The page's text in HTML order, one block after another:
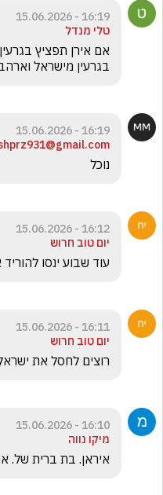
16:19 - 15.06.2026
טלי מנדל
בגרעין מישראל
16:19 - 15.06.2026
נוכל
16:12 - 15.06.2026
יום טוב חרוש
עוד שבוע ינסו
16:11 - 15.06.2026
יום טוב חרוש
רוצים לחסל את
16:10 - 15.06.2026
מיקו נווה
איראן. בת ברית של.